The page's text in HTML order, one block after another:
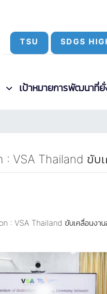
TSU
SDGS
เป้าหมายการพัฒนาที่
Thailand ขับ
: VSA Thailand ขับเคลื่อนงาน